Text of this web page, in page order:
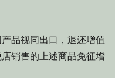
品视同出口，退还增值
销售的上述商品免征增